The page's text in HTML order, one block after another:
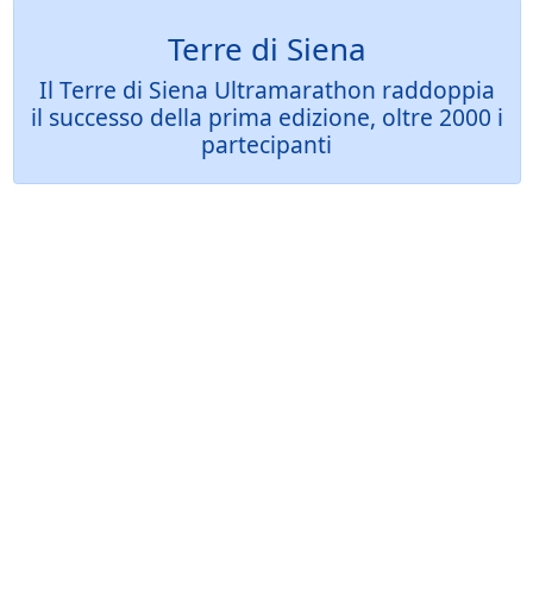
Terre di Siena
Il Terre di Siena Ultramarathon raddoppia
il successo della prima edizione, oltre 2000 i
partecipanti